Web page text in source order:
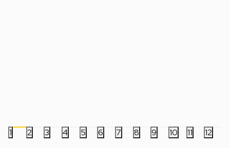
1 2 3 4 5 6 7 8 9 10 11 12